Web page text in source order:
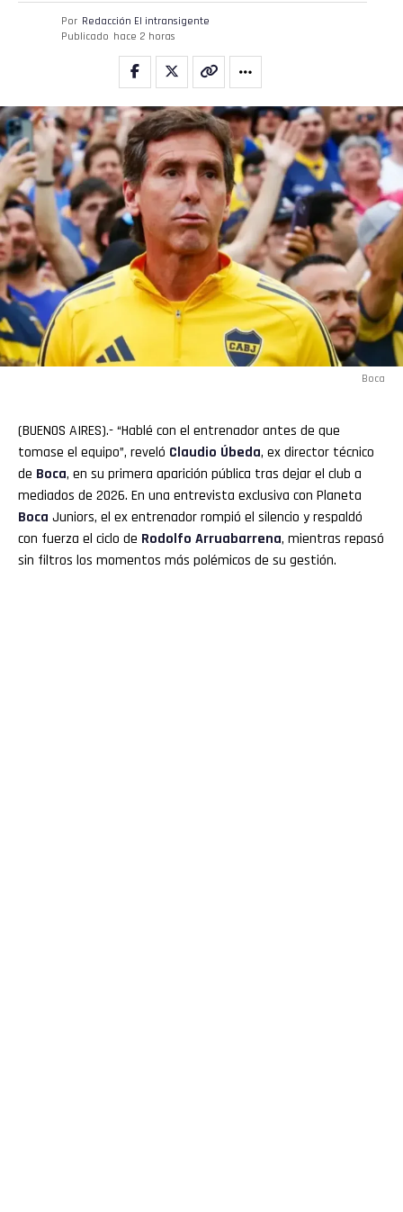
Por Redacción El intransigente
Publicado hace 2 horas
Boca
(BUENOS AIRES).- “Hablé con el entrenador antes de que
tomase el equipo”, reveló Claudio Úbeda, ex director técnico
de Boca, en su primera aparición pública tras dejar el club a
mediados de 2026. En una entrevista exclusiva con Planeta
Boca Juniors, el ex entrenador rompió el silencio y respaldó
con fuerza el ciclo de Rodolfo Arruabarrena, mientras repasó
sin filtros los momentos más polémicos de su gestión.